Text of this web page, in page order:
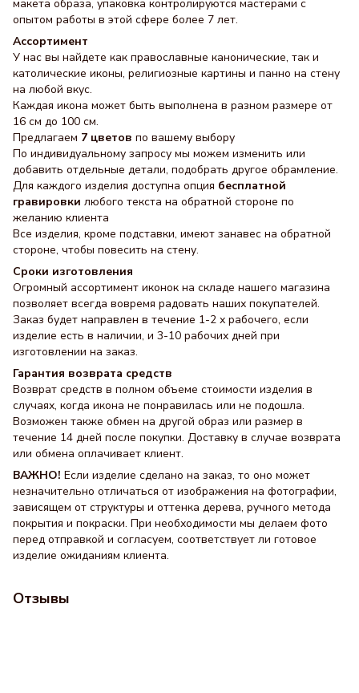
макета образа, упаковка контролируются мастерами с
опытом работы в этой сфере более 7 лет.
Ассортимент
У нас вы найдете как православные канонические, так и
католические иконы, религиозные картины и панно на стену
на любой вкус.
Каждая икона может быть выполнена в разном размере от
16 см до 100 см.
Предлагаем 7 цветов по вашему выбору
По индивидуальному запросу мы можем изменить или
добавить отдельные детали, подобрать другое обрамление.
Для каждого изделия доступна опция бесплатной
гравировки любого текста на обратной стороне по
желанию клиента
Все изделия, кроме подставки, имеют занавес на обратной
стороне, чтобы повесить на стену.
Сроки изготовления
Огромный ассортимент иконок на складе нашего магазина
позволяет всегда вовремя радовать наших покупателей.
Заказ будет направлен в течение 1-2 х рабочего, если
изделие есть в наличии, и 3-10 рабочих дней при
изготовлении на заказ.
Гарантия возврата средств
Возврат средств в полном объеме стоимости изделия в
случаях, когда икона не понравилась или не подошла.
Возможен также обмен на другой образ или размер в
течение 14 дней после покупки. Доставку в случае возврата
или обмена оплачивает клиент.
ВАЖНО! Если изделие сделано на заказ, то оно может
незначительно отличаться от изображения на фотографии,
зависящем от структуры и оттенка дерева, ручного метода
покрытия и покраски. При необходимости мы делаем фото
перед отправкой и согласуем, соответствует ли готовое
изделие ожиданиям клиента.
Отзывы